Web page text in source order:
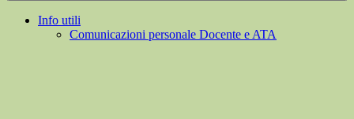
Info utili
Comunicazioni personale Docente e ATA